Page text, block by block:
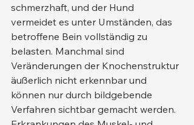
schmerzhaft, und der Hund
vermeidet es unter Umständen, das
betroffene Bein vollständig zu
belasten. Manchmal sind
Veränderungen der Knochenstruktur
äußerlich nicht erkennbar und
können nur durch bildgebende
Verfahren sichtbar gemacht werden.